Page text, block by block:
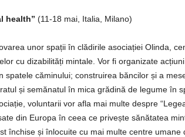
health” (11-18 mai, Italia, Milano)
unor spații în clădirile asociației Olinda,
cu dizabilități mintale. Vor fi organizate
căminului; construirea băncilor și a
și semănatul în mica grădină de legume în
voluntarii vor afla mai multe despre
din Europa în ceea ce privește sănătatea
închise și înlocuite cu mai multe centre umane